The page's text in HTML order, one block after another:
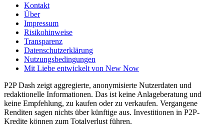
Kontakt
Über
Impressum
Risikohinweise
Transparenz
Datenschutzerklärung
Nutzungsbedingungen
Mit Liebe entwickelt von New Now
P2P Dash zeigt aggregierte, anonymisierte Nutzerdaten und
redaktionelle Informationen. Das ist keine Anlageberatung und
keine Empfehlung, zu kaufen oder zu verkaufen. Vergangene
Renditen sagen nichts über künftige aus. Investitionen in P2P-
Kredite können zum Totalverlust führen.